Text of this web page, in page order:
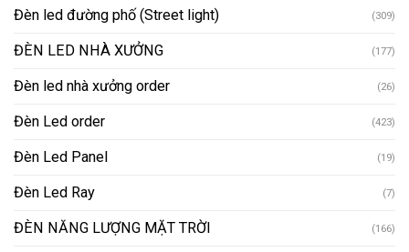
Đèn led đường phố (Street light) (309)
ĐÈN LED NHÀ XƯỞNG (177)
Đèn led nhà xưởng order (26)
Đèn Led order (423)
Đèn Led Panel (19)
Đèn Led Ray (7)
ĐÈN NĂNG LƯỢNG MẶT TRỜI (166)